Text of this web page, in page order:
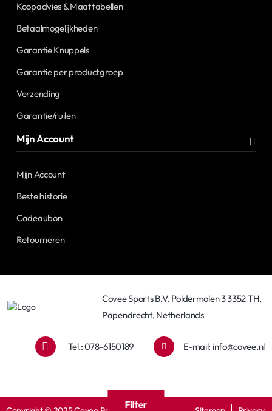
Koopadvies & Maattabellen
Betaalmogelijkheden
Garantie Knuppels
Garantie per productgroep
Verzending
Garantie/ruilen
Mijn Account
Mijn Account
Bestelhistorie
Cadeaubon
Retourneren
Covee Sports B.V. Poldermolen 3 3352 TH,
Papendrecht, Netherlands
Tel.: 078-6150189 E-mail: info@covee.nl
Filter